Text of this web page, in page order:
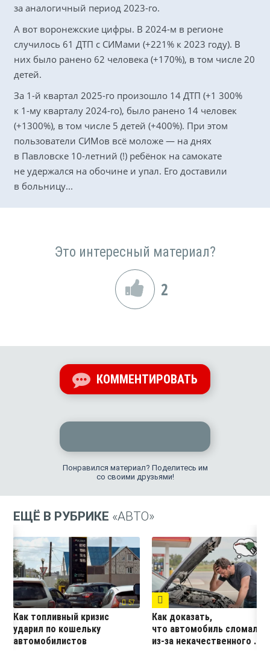
за аналогичный период 2023-го.
А вот воронежские цифры. В 2024-м в регионе
случилось 61 ДТП с СИМами (+221% к 2023 году). В
них было ранено 62 человека (+170%), в том числе 20
детей.
За 1-й квартал 2025-го произошло 14 ДТП (+1 300%
к 1-му кварталу 2024-го), было ранено 14 человек
(+1300%), в том числе 5 детей (+400%). При этом
пользователи СИМов всё моложе — на днях
в Павловске 10-летний (!) ребёнок на самокате
не удержался на обочине и упал. Его доставили
в больницу...
Это интересный материал?
2
КОММЕНТИРОВАТЬ
Понравился материал? Поделитесь им
со своими друзьями!
ЕЩЁ В РУБРИКЕ «АВТО»
57
Как топливный кризис
ударил по кошельку
автомобилистов
Как доказать,
что автомобиль сломался
из-за некачественного ...